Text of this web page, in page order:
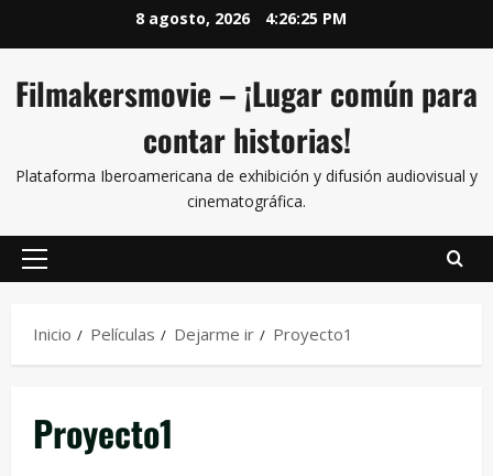
8 agosto, 2026 4:26:25 PM
Filmakersmovie – ¡Lugar común para
contar historias!
Plataforma Iberoamericana de exhibición y difusión audiovisual y
cinematográfica.
Inicio Películas Dejarme ir Proyecto1
Proyecto1